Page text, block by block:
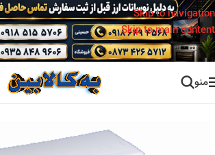
Skip to navigation
Skip to main content
منو